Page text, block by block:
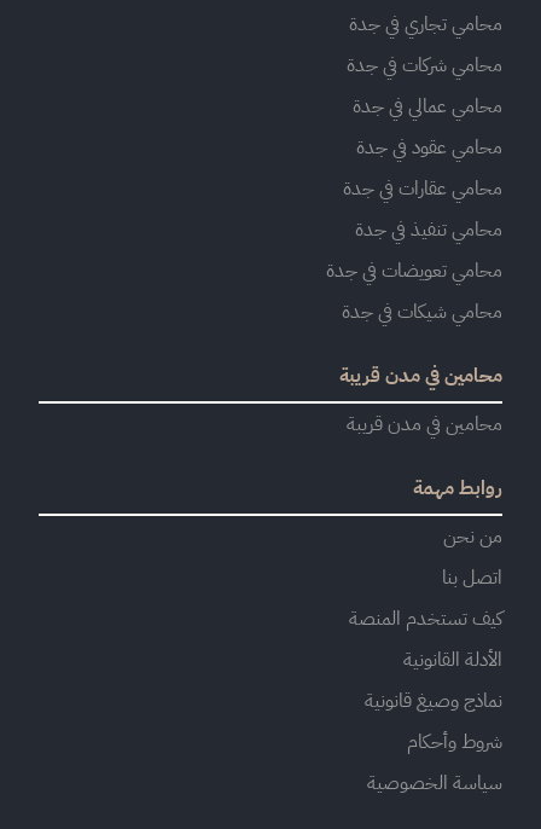
محامي تجاري في جدة
محامي شركات في جدة
محامي عمالي في جدة
محامي عقود في جدة
محامي عقارات في جدة
محامي تنفيذ في جدة
محامي تعويضات في جدة
محامي شيكات في جدة
محامين في مدن قريبة
محامين في مدن قريبة
روابط مهمة
من نحن
اتصل بنا
كيف تستخدم المنصة
الأدلة القانونية
نماذج وصيغ قانونية
شروط وأحكام
سياسة الخصوصية